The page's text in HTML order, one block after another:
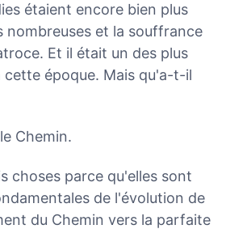
étaient encore bien plus
nombreuses et la souffrance
Et il était un des plus
cette époque. Mais qu'a-t-il
Chemin.
choses parce qu'elles sont
de l'évolution de
du Chemin vers la parfaite